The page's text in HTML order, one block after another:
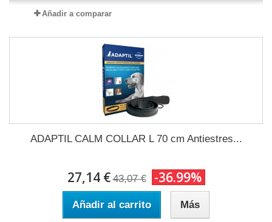
Añadir a comparar
ADAPTIL CALM COLLAR L 70 cm Antiestres...
27,14 € 43,07 € -36.99%
Añadir al carrito Más